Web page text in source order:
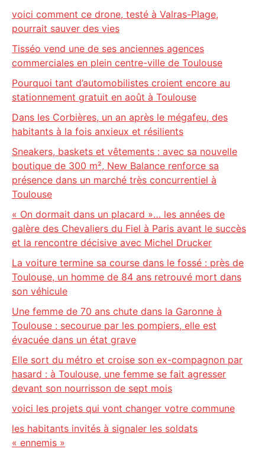
voici comment ce drone, testé à Valras-Plage,
pourrait sauver des vies
Tisséo vend une de ses anciennes agences
commerciales en plein centre-ville de Toulouse
Pourquoi tant d’automobilistes croient encore au
stationnement gratuit en août à Toulouse
Dans les Corbières, un an après le mégafeu, des
habitants à la fois anxieux et résilients
Sneakers, baskets et vêtements : avec sa nouvelle
boutique de 300 m², New Balance renforce sa
présence dans un marché très concurrentiel à
Toulouse
« On dormait dans un placard »… les années de
galère des Chevaliers du Fiel à Paris avant le succès
et la rencontre décisive avec Michel Drucker
La voiture termine sa course dans le fossé : près de
Toulouse, un homme de 84 ans retrouvé mort dans
son véhicule
Une femme de 70 ans chute dans la Garonne à
Toulouse : secourue par les pompiers, elle est
évacuée dans un état grave
Elle sort du métro et croise son ex-compagnon par
hasard : à Toulouse, une femme se fait agresser
devant son nourrisson de sept mois
voici les projets qui vont changer votre commune
les habitants invités à signaler les soldats
« ennemis »